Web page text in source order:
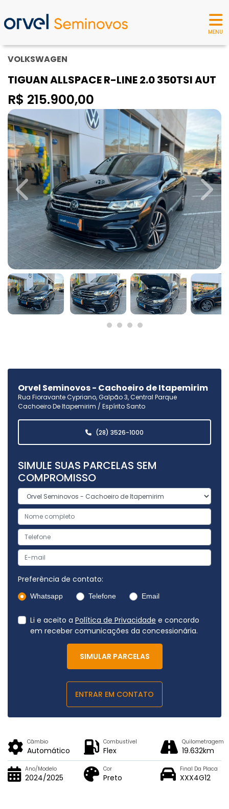
MENU
VOLKSWAGEN
TIGUAN ALLSPACE R-LINE 2.0 350TSI AUT
R$ 215.900,00
Previous Next
Orvel Seminovos - Cachoeiro de Itapemirim
Rua Fioravante Cypriano, Galpão 3, Central Parque
Cachoeiro De Itapemirim / Espírito Santo
(28) 3526-1000
SIMULE SUAS PARCELAS SEM
COMPROMISSO
Preferência de contato:
Whatsapp Telefone Email
Li e aceito a Política de Privacidade e concordo
em receber comunicações da concessionária.
SIMULAR PARCELAS
ENTRAR EM CONTATO
Câmbio
Automático
Combustível
Flex
Quilometragem
19.632km
Ano/Modelo
2024/2025
Cor
Preto
Final Da Placa
XXX4G12